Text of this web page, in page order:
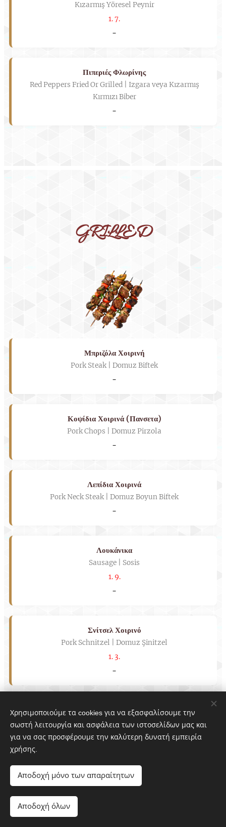
Kızarmış Yöresel Peynir
1. 7.
-
Πιπεριές Φλωρίνης
Red Peppers Fried Or Grilled | Izgara veya Kızarmış
Kırmızı Biber
-
GRILLED
Μπριζόλα Χοιρινή
Pork Steak | Domuz Biftek
-
Κοψίδια Χοιρινά (Πανσετα)
Pork Chops | Domuz Pirzola
-
Λεπίδια Χοιρινά
Pork Neck Steak | Domuz Boyun Biftek
-
Λουκάνικα
Sausage | Sosis
1. 9.
-
Σνίτσελ Χοιρινό
Pork Schnitzel | Domuz Şinitzel
1. 3.
-
Ψαρονέφρι
Pork Tenderloin | Domuz Bonfile
-
Μπριζόλα Μοσχαρίσια
Veal Steak | Dana Biftek
Χρησιμοποιούμε τα cookies για να εξασφαλίσουμε την
σωστή λειτουργία και ασφάλεια των ιστοσελίδων μας και
για να σας προσφέρουμε την καλύτερη δυνατή εμπειρία
χρήσης.
Αποδοχή μόνο των απαραίτητων
Αποδοχή όλων